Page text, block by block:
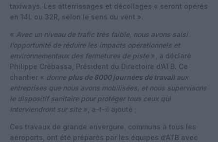
taxiways. Les atterrissages et décollages « seront opérés
en 14L ou 32R, selon le sens du vent ».
« Avec un niveau de trafic très faible, nous avons saisi
l’opportunité de réduire les impacts opérationnels et
environnementaux des fermetures de piste », a déclaré
Philippe Crébassa, Président du Directoire d’ATB. Ce
chantier « donne plus de 8000 journées de travailaux
entreprises que nous avons mobilisées, et nous supervisons
le dispositif sanitaire pour protéger tous ceux qui
interviendront sur site », a-t-il ajouté ;
Ces travaux de grande envergure, communs à tous les
aéroports, ont été préparés par les équipes d’ATB avec